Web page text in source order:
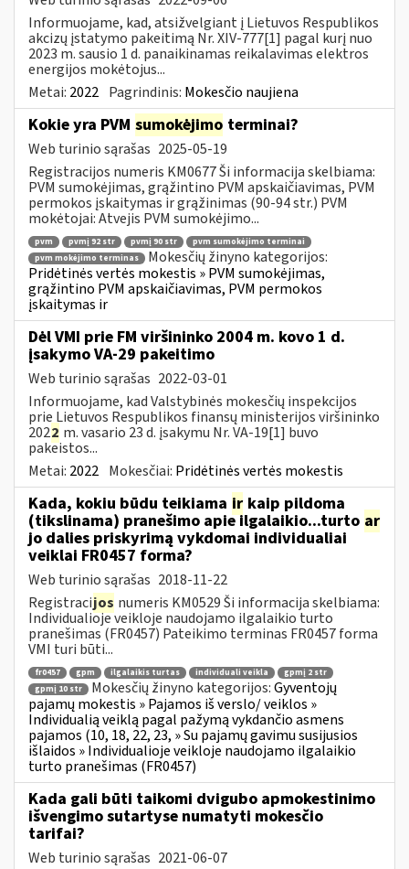
Informuojame, kad, atsižvelgiant į Lietuvos Respublikos
akcizų įstatymo pakeitimą Nr. XIV-777[1] pagal kurį nuo
2023 m. sausio 1 d. panaikinamas reikalavimas elektros
energijos mokėtojus...
Metai: 2022 Pagrindinis: Mokesčio naujiena
Kokie yra PVM sumokėjimo terminai?
Web turinio sąrašas 2025-05-19
Registracijos numeris KM0677 Ši informacija skelbiama:
PVM sumokėjimas, grąžintino PVM apskaičiavimas, PVM
permokos įskaitymas ir grąžinimas (90-94 str.) PVM
mokėtojai: Atvejis PVM sumokėjimo...
pvm pvmį 92 str pvmį 90 str
pvm sumokėjimo terminai
pvm mokėjimo terminas
Mokesčių žinyno kategorijos:
Pridėtinės vertės mokestis » PVM sumokėjimas,
grąžintino PVM apskaičiavimas, PVM permokos
įskaitymas ir
Dėl VMI prie FM viršininko 2004 m. kovo 1 d.
įsakymo VA-29 pakeitimo
Web turinio sąrašas 2022-03-01
Informuojame, kad Valstybinės mokesčių inspekcijos
prie Lietuvos Respublikos finansų ministerijos viršininko
2022 m. vasario 23 d. įsakymu Nr. VA-19[1] buvo
pakeistos...
Metai: 2022 Mokesčiai: Pridėtinės vertės mokestis
Kada, kokiu būdu teikiama ir kaip pildoma
(tikslinama) pranešimo apie ilgalaikio...turto ar
jo dalies priskyrimą vykdomai individualiai
veiklai FR0457 forma?
Web turinio sąrašas 2018-11-22
Registracijos numeris KM0529 Ši informacija skelbiama:
Individualioje veikloje naudojamo ilgalaikio turto
pranešimas (FR0457) Pateikimo terminas FR0457 forma
VMI turi būti...
fr0457 gpm ilgalaikis turtas individuali veikla
gpmį 2 str
gpmį 10 str
Mokesčių žinyno kategorijos:Gyventojų
pajamų mokestis » Pajamos iš verslo/ veiklos »
Individualią veiklą pagal pažymą vykdančio asmens
pajamos (10, 18, 22, 23, » Su pajamų gavimu susijusios
išlaidos » Individualioje veikloje naudojamo ilgalaikio
turto pranešimas (FR0457)
Kada gali būti taikomi dvigubo apmokestinimo
išvengimo sutartyse numatyti mokesčio
tarifai?
Web turinio sąrašas 2021-06-07